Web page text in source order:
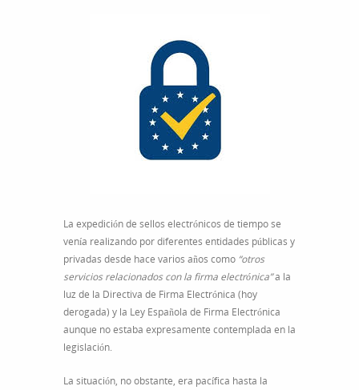
ELECTRÓNICOS
CUALIFICADOS
DE
TIEMPO
La expedición de sellos electrónicos de tiempo se
venía realizando por diferentes entidades públicas y
privadas desde hace varios años como “otros
servicios relacionados con la firma electrónica”a la
luz de la Directiva de Firma Electrónica (hoy
derogada) y la Ley Española de Firma Electrónica
aunque no estaba expresamente contemplada en la
legislación.
La situación, no obstante, era pacífica hasta la